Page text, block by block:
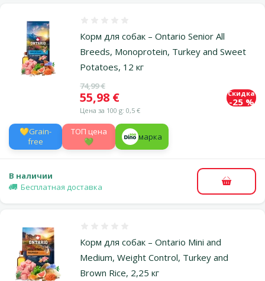
Корм для собак – Ontario Senior All
Breeds, Monoprotein, Turkey and Sweet
Potatoes, 12 кг
Исходная цена
74,99 €
Цена
55,98 €
Цена за 100 g: 0,5 €
Скидка
-25 %
💛Grain-
free
TOП цена
💚
марка
В наличии
Бесплатная доставка
В
Корм для собак – Ontario Mini and
Medium, Weight Control, Turkey and
Brown Rice, 2,25 кг